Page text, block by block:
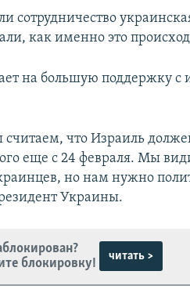
сотрудничество
как именно это
на большую поддержку с
считаем, что Израиль
еще с 24 февраля. Мы
но нам нужно
Украины.
блокировку!
читать >